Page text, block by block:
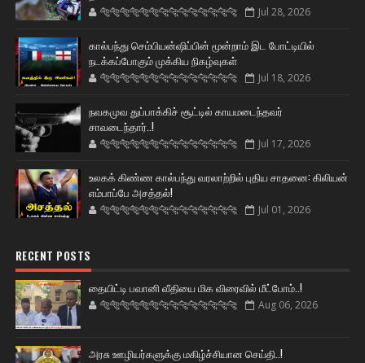
🐅🐅🐅🐅🐅🐅🐆🐆🐆🐆🐆🐆🐆🐆 Jul 28, 2026
கால்பந்து செம்பியன்ஷிப்பின் மூன்றாம் இட போட்டியில்
நடக்கப்போகும் முக்கிய நிகழ்வுகள்
🐅🐅🐅🐅🐅🐅🐆🐆🐆🐆🐆🐆🐆🐆 Jul 18, 2026
நவகமுவ துப்பாக்கிச் சூட்டில் காயமடைந்தவர்
சாவடைந்தார்..!
🐅🐅🐅🐅🐅🐅🐆🐆🐆🐆🐆🐆🐆🐆 Jul 17, 2026
உலகக் கிண்ண கால்பந்து வரலாற்றில் புதிய சாதனை: கிலியன்
எம்பாப்பே அசத்தல்!
🐅🐅🐅🐅🐅🐅🐆🐆🐆🐆🐆🐆🐆🐆 Jul 01, 2026
RECENT POSTS
தையிட்டி பவானி வீதியை மிக விரைவில் மீட்போம்..!
🐅🐅🐅🐅🐅🐅🐆🐆🐆🐆🐆🐆🐆🐆 Aug 06, 2026
அரசு ஊழியர்களுக்கு மகிழ்ச்சியான செய்தி..!